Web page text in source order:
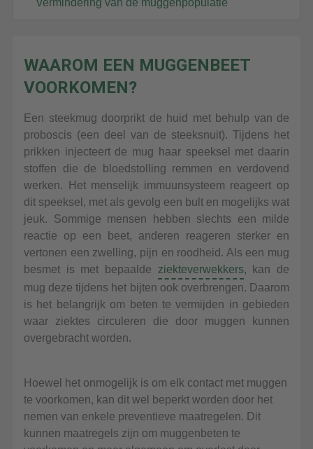
SIDEBAR
Vermindering van de muggenpopulatie
WAAROM EEN MUGGENBEET
VOORKOMEN?
Een steekmug doorprikt de huid met behulp van de
proboscis (een deel van de steeksnuit). Tijdens het
prikken injecteert de mug haar speeksel met daarin
stoffen die de bloedstolling remmen en verdovend
werken. Het menselijk immuunsysteem reageert op
dit speeksel, met als gevolg een bult en mogelijks wat
jeuk. Sommige mensen hebben slechts een milde
reactie op een beet, anderen reageren sterker en
vertonen een zwelling, pijn en roodheid. Als een mug
besmet is met bepaalde ziekteverwekkers, kan de
mug deze tijdens het bijten ook overbrengen. Daarom
is het belangrijk om beten te vermijden in gebieden
waar ziektes circuleren die door muggen kunnen
overgebracht worden.
Hoewel het onmogelijk is om elk contact met muggen
te voorkomen, kan dit wel beperkt worden door het
nemen van enkele preventieve maatregelen. Dit
kunnen maatregels zijn om muggenbeten te